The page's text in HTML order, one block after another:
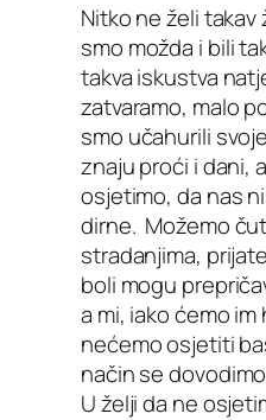
Nitko ne želi takav
smo možda i bili
takva iskustva
zatvaramo, malo
smo učahurili
znaju proći i dani,
osjetimo, da nas
dirne. Možemo
stradanjima,
boli mogu
a mi, iako ćemo
nećemo osjetiti
način se
U želji da ne